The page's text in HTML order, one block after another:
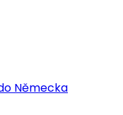
Německa